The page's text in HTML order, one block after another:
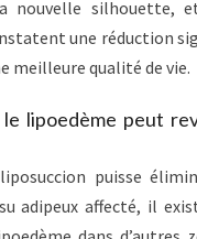
nouvelle silhouette,
une réduction
meilleure qualité de vie.
lipoedème peut
puisse
adipeux affecté, il